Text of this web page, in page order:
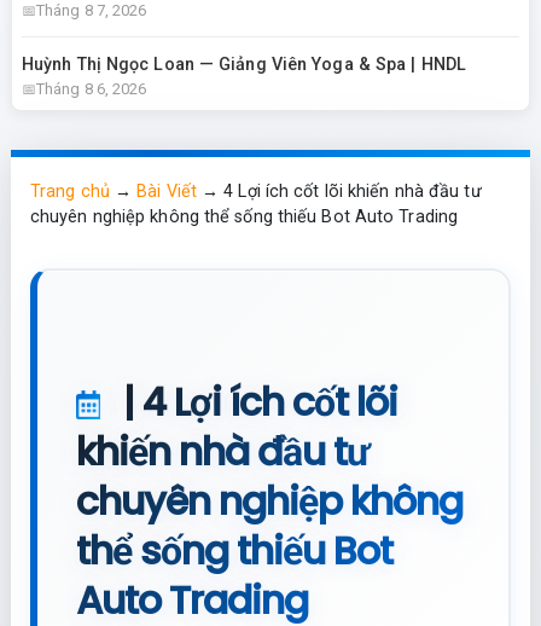
Tháng 8 7, 2026
Huỳnh Thị Ngọc Loan — Giảng Viên Yoga & Spa | HNDL
Tháng 8 6, 2026
Trang chủ →Bài Viết→4 Lợi ích cốt lõi khiến nhà đầu tư
chuyên nghiệp không thể sống thiếu Bot Auto Trading
| 4 Lợi ích cốt lõi
khiến nhà đầu tư
chuyên nghiệp không
thể sống thiếu Bot
Auto Trading